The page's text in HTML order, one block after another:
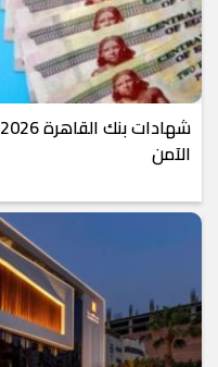
الآمن